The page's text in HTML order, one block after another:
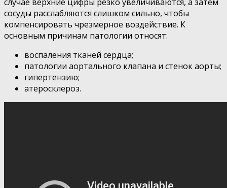
случае верхние цифры резко увеличиваются, а затем
сосуды расслабляются слишком сильно, чтобы
компенсировать чрезмерное воздействие. К
основным причинам патологии относят:
воспаления тканей сердца;
патологии аортального клапана и стенок аорты;
гипертензию;
атеросклероз.